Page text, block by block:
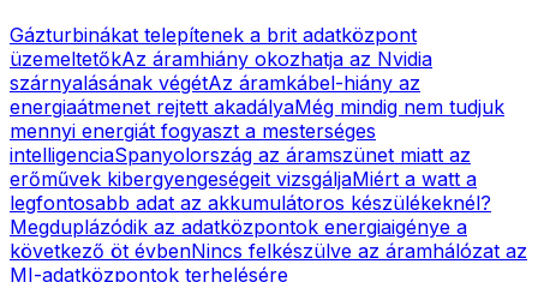
Gázturbinákat telepítenek a brit adatközpont
üzemeltetőkAz áramhiány okozhatja az Nvidia
szárnyalásának végétAz áramkábel-hiány az
energiaátmenet rejtett akadályaMég mindig nem tudjuk
mennyi energiát fogyaszt a mesterséges
intelligenciaSpanyolország az áramszünet miatt az
erőművek kibergyengeségeit vizsgáljaMiért a watt a
legfontosabb adat az akkumulátoros készülékeknél?
Megduplázódik az adatközpontok energiaigénye a
következő öt évbenNincs felkészülve az áramhálózat az
MI-adatközpontok terhelésére